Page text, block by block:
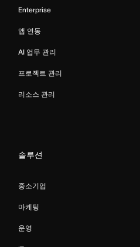
Enterprise
앱 연동
AI 업무 관리
프로젝트 관리
리소스 관리
솔루션
중소기업
마케팅
운영